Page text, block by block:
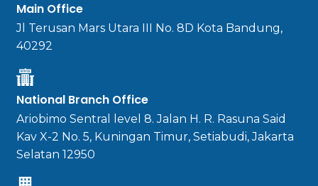
Main Office
Jl Terusan Mars Utara III No. 8D Kota Bandung,
40292
National Branch Office
Ariobimo Sentral level 8. Jalan H. R. Rasuna Said
Kav X-2 No. 5, Kuningan Timur, Setiabudi, Jakarta
Selatan 12950